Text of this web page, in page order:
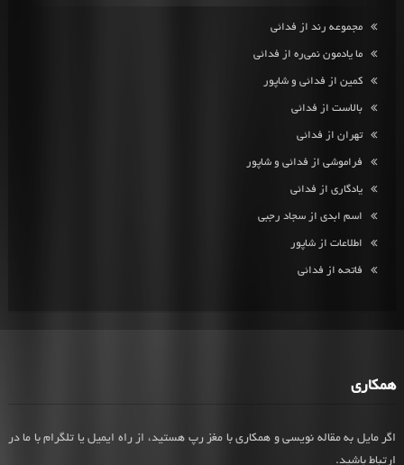
مجموعه رند از فدائی
ما یادمون نمی‌ره از فدائی
کمین از فدائی و شاپور
بالاست از فدائی
تهران از فدائی
فراموشی از فدائی و شاپور
یادگاری از فدائی
اسم ابدی از سجاد رجبی
اطلاعات از شاپور
فاتحه از فدائی
همکاری
اگر مایل به مقاله نویسی و همکاری با مغز رپ هستید، از راه ایمیل یا تلگرام با ما در
ارتباط باشید.